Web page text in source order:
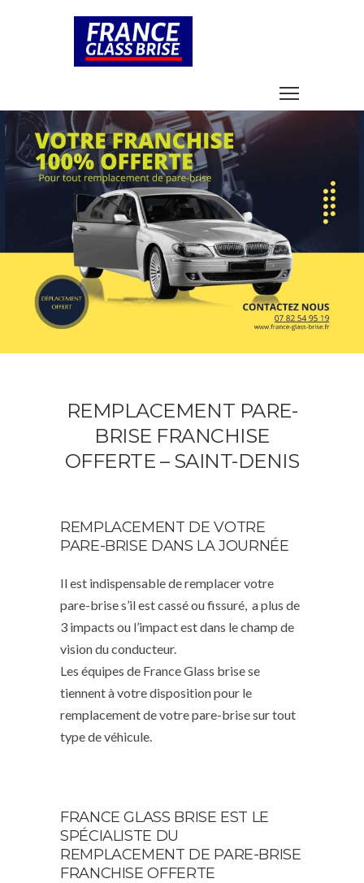
REMPLACEMENT PARE-
BRISE FRANCHISE
OFFERTE – SAINT-DENIS
REMPLACEMENT DE VOTRE
PARE-BRISE DANS LA JOURNÉE
Il est indispensable de remplacer votre
pare-brise s’il est cassé ou fissuré, a plus de
3 impacts ou l’impact est dans le champ de
vision du conducteur.
Les équipes de France Glass brise se
tiennent à votre disposition pour le
remplacement de votre pare-brise sur tout
type de véhicule.
FRANCE GLASS BRISE EST LE
SPÉCIALISTE DU
REMPLACEMENT DE PARE-BRISE
FRANCHISE OFFERTE